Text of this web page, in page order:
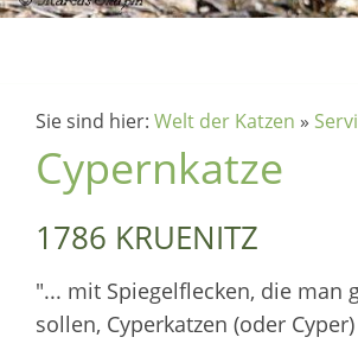
Sie sind hier: Welt der Katzen »
Cypernkatze
1786 KRUENITZ
"... mit Spiegelflecken, die man
sollen, Cyperkatzen (oder